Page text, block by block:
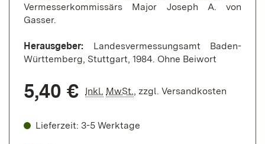
Vermesserkommissärs Major Joseph A. von
Gasser.
Herausgeber: Landesvermessungsamt Baden-
Württemberg, Stuttgart, 1984. Ohne Beiwort
5,40 € Inkl. MwSt. zzgl. Versandkosten
Lieferzeit: 3-5 Werktage